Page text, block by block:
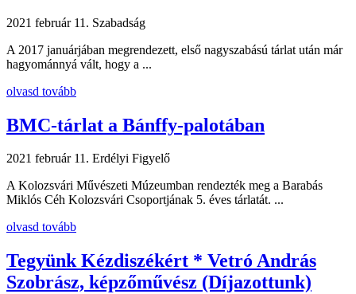
2021 február 11. Szabadság
A 2017 januárjában megrendezett, első nagyszabású tárlat után már
hagyománnyá vált, hogy a ...
olvasd tovább
BMC-tárlat a Bánffy-palotában
2021 február 11. Erdélyi Figyelő
A Kolozsvári Művészeti Múzeumban rendezték meg a Barabás
Miklós Céh Kolozsvári Csoportjának 5. éves tárlatát. ...
olvasd tovább
Tegyünk Kézdiszékért * Vetró András
Szobrász, képzőművész (Díjazottunk)